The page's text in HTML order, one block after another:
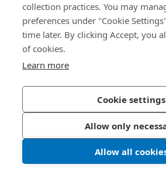
collection practices. You may
preferences under "Cookie
time later. By clicking Accept, you
of cookies.
Learn more
Cookie settings
Allow only
Allow all
联系我们
china@bossard.com